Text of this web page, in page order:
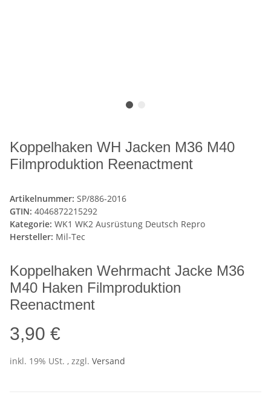
Koppelhaken WH Jacken M36 M40
Filmproduktion Reenactment
Artikelnummer: SP/886-2016
GTIN: 4046872215292
Kategorie: WK1 WK2 Ausrüstung Deutsch Repro
Hersteller: Mil-Tec
Koppelhaken Wehrmacht Jacke M36
M40 Haken Filmproduktion
Reenactment
3,90 €
inkl. 19% USt. , zzgl. Versand